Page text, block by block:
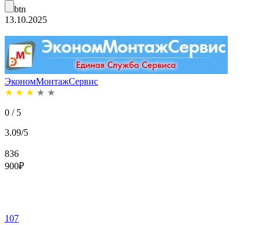
btn
13.10.2025
ЭкономМонтажСервис
★ ★ ★ ★ ★
0 / 5
3.09/5
836
900₽
107